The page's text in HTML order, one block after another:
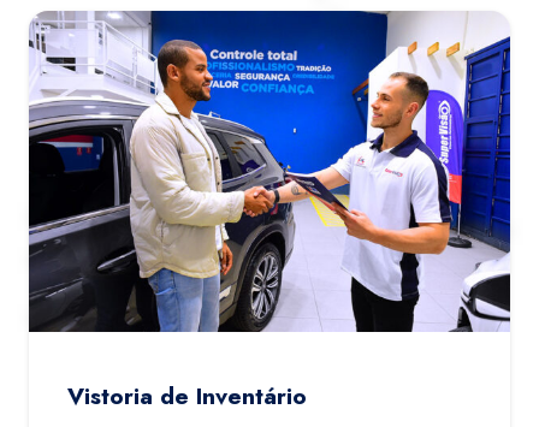
Vistoria de Inventário